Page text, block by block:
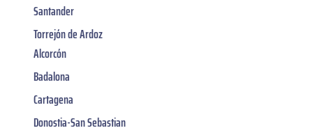
Santander
Torrejón de Ardoz
Alcorcón
Badalona
Cartagena
Donostia-San Sebastian